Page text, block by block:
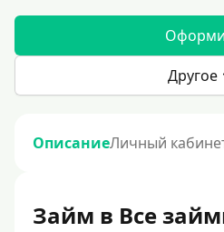
Другое
ОписаниеЛичный
Займ в Все